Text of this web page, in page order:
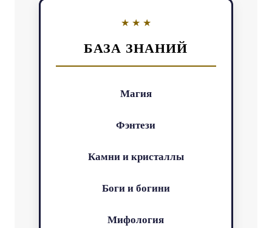
БАЗА ЗНАНИЙ
Магия
Фэнтези
Камни и кристаллы
Боги и богини
Мифология